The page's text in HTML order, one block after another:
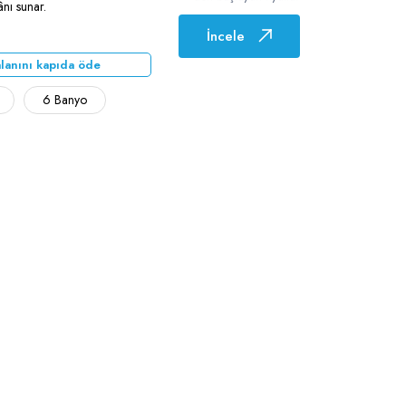
sunar.
kapıda öde
6 Banyo
İncele